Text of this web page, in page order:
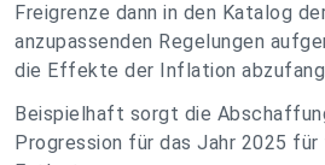
Freigrenze dann in den Katalog
anzupassenden Regelungen
die Effekte der Inflation
Beispielhaft sorgt die
Progression für das Jahr 2025